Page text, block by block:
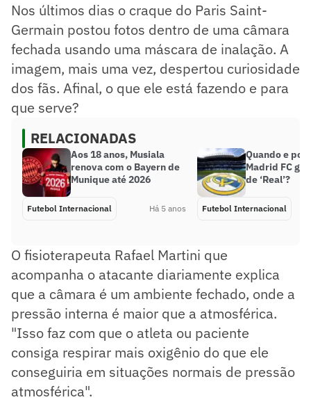
Nos últimos dias o craque do Paris Saint-
Germain postou fotos dentro de uma câmara
fechada usando uma máscara de inalação. A
imagem, mais uma vez, despertou curiosidade
dos fãs. Afinal, o que ele está fazendo e para
que serve?
RELACIONADAS
Aos 18 anos, Musiala
renova com o Bayern de
Munique até 2026
Futebol Internacional Há 5 anos
Quando e por
Madrid FC
de ‘Real’?
Futebol Internacional
O fisioterapeuta Rafael Martini que
acompanha o atacante diariamente explica
que a câmara é um ambiente fechado, onde a
pressão interna é maior que a atmosférica.
"Isso faz com que o atleta ou paciente
consiga respirar mais oxigênio do que ele
conseguiria em situações normais de pressão
atmosférica".